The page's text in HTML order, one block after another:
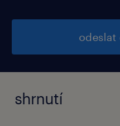
odeslat
shrnutí